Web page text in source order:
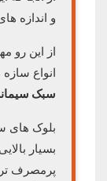
و اندازه
از این رو
انواع
سبک
بلوک های
بسیار
پرمصرف